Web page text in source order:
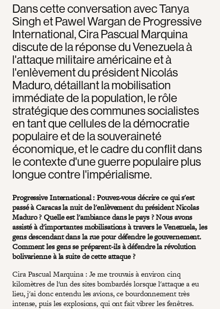
Dans cette conversation avec Tanya
Singh et Pawel Wargan de Progressive
International, Cira Pascual Marquina
discute de la réponse du Venezuela à
l'attaque militaire américaine et à
l'enlèvement du président Nicolás
Maduro, détaillant la mobilisation
immédiate de la population, le rôle
stratégique des communes socialistes
en tant que cellules de la démocratie
populaire et de la souveraineté
économique, et le cadre du conflit dans
le contexte d'une guerre populaire plus
longue contre l'impérialisme.
Progressive International : Pouvez-vous décrire ce qui s'est
passé à Caracas la nuit de l'enlèvement du président Nicolas
Maduro ? Quelle est l'ambiance dans le pays ? Nous avons
assisté à d'importantes mobilisations à travers le Venezuela, les
gens descendant dans la rue pour défendre le gouvernement.
Comment les gens se préparent-ils à défendre la révolution
bolivarienne à la suite de cette attaque ?
Cira Pascual Marquina : Je me trouvais à environ cinq
kilomètres de l'un des sites bombardés lorsque l'attaque a eu
lieu, j'ai donc entendu les avions, ce bourdonnement très
intense, puis les explosions, qui ont fait vibrer les fenêtres.